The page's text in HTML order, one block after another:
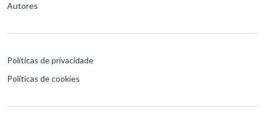
Autores
Políticas de privacidade
Políticas de cookies